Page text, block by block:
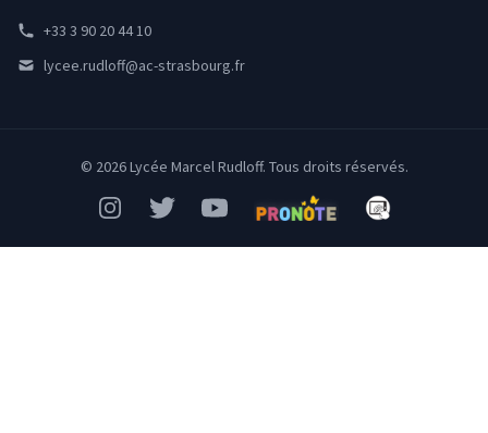
+33 3 90 20 44 10
lycee.rudloff@ac-strasbourg.fr
© 2026 Lycée Marcel Rudloff. Tous droits réservés.
InstagramTwitterYouTubePronote Mon Bureau